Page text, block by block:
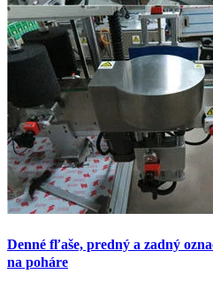
Denné fľaše, predný a zadný
na poháre